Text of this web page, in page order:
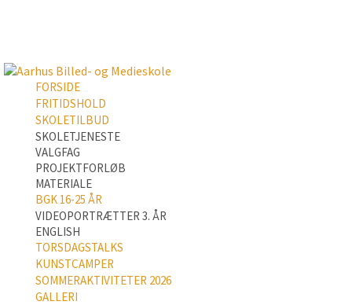
FORSIDE
FRITIDSHOLD
SKOLETILBUD
SKOLETJENESTE
VALGFAG
PROJEKTFORLØB
MATERIALE
BGK 16-25 ÅR
VIDEOPORTRÆTTER 3. ÅR
ENGLISH
TORSDAGSTALKS
KUNSTCAMPER
SOMMERAKTIVITETER 2026
GALLERI